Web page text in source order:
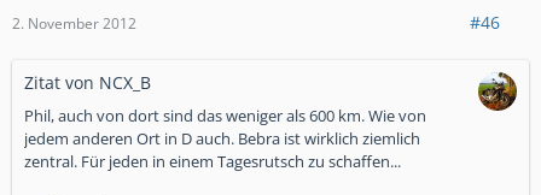
2. November 2012 #46
Zitat von NCX_B
Phil, auch von dort sind das weniger als 600 km. Wie von
jedem anderen Ort in D auch. Bebra ist wirklich ziemlich
zentral. Für jeden in einem Tagesrutsch zu schaffen...